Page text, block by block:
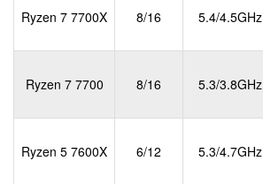
Ryzen 7 7700X 8/16 5.4/4.5GHz
Ryzen 7 7700 8/16 5.3/3.8GHz
Ryzen 5 7600X 6/12 5.3/4.7GHz